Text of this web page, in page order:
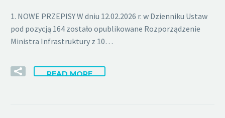
1. NOWE PRZEPISY W dniu 12.02.2026 r. w Dzienniku Ustaw
pod pozycją 164 zostało opublikowane Rozporządzenie
Ministra Infrastruktury z 10…
READ MORE